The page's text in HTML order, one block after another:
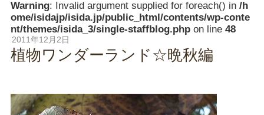
Warning: Invalid argument supplied for foreach() in /h
ome/isidajp/isida.jp/public_html/contents/wp-conte
nt/themes/isida_3/single-staffblog.phpon line 48
2011年12月2日
植物ワンダーランド☆晩秋編